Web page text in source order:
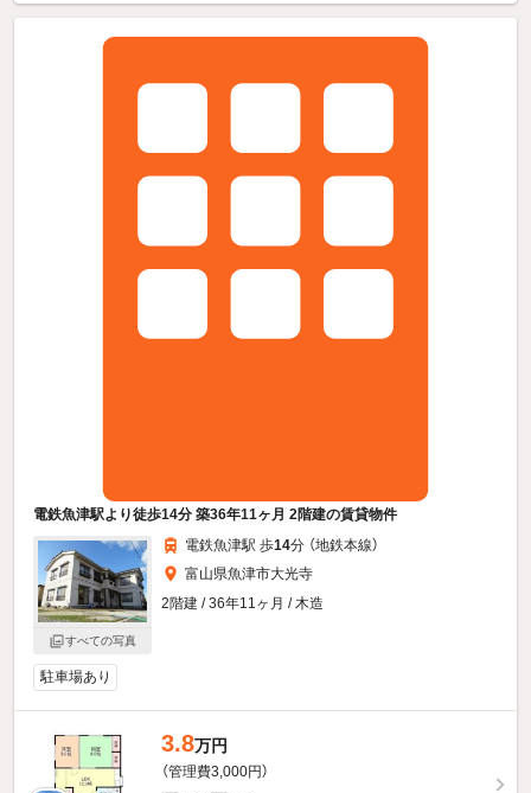
電鉄魚津駅より徒歩14分 築36年11ヶ月 2階建の賃貸物件
すべての写真
電鉄魚津駅 歩14分 （地鉄本線）
富山県魚津市大光寺
2階建 / 36年11ヶ月 / 木造
駐車場あり
3.8万円
（管理費3,000円）